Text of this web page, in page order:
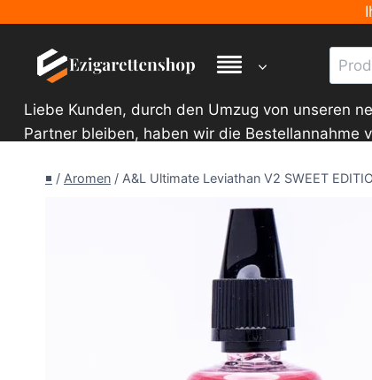
springen
Suche
nach:
Liebe Kunden, durch den Umzug von unseren
Partner bleiben, haben wir die Bestellannahme
◾ / Aromen / A&L Ultimate Leviathan V2 SWEET